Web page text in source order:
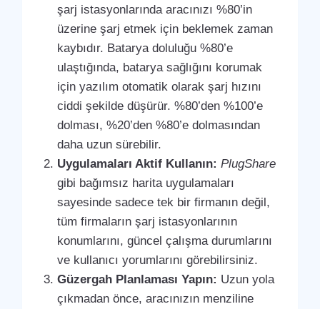
şarj istasyonlarında aracınızı %80’in
üzerine şarj etmek için beklemek zaman
kaybıdır. Batarya doluluğu %80’e
ulaştığında, batarya sağlığını korumak
için yazılım otomatik olarak şarj hızını
ciddi şekilde düşürür. %80’den %100’e
dolması, %20’den %80’e dolmasından
daha uzun sürebilir.
Uygulamaları Aktif Kullanın: PlugShare
gibi bağımsız harita uygulamaları
sayesinde sadece tek bir firmanın değil,
tüm firmaların şarj istasyonlarının
konumlarını, güncel çalışma durumlarını
ve kullanıcı yorumlarını görebilirsiniz.
Güzergah Planlaması Yapın: Uzun yola
çıkmadan önce, aracınızın menziline